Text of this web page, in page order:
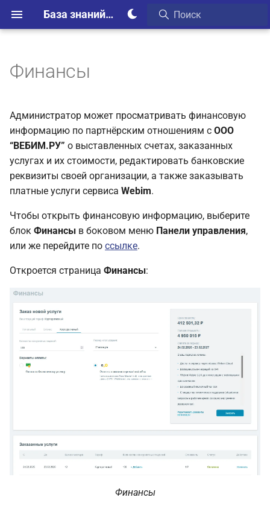
База знаний Webim
Финансы
Администратор может просматривать финансовую
информацию по партнёрским отношениям с ООО
“ВЕБИМ.РУ” о выставленных счетах, заказанных
услугах и их стоимости, редактировать банковские
реквизиты своей организации, а также заказывать
платные услуги сервиса Webim.
Чтобы открыть финансовую информацию, выберите
блок Финансы в боковом меню Панели управления,
или же перейдите по ссылке.
Откроется страница Финансы:
Финансы